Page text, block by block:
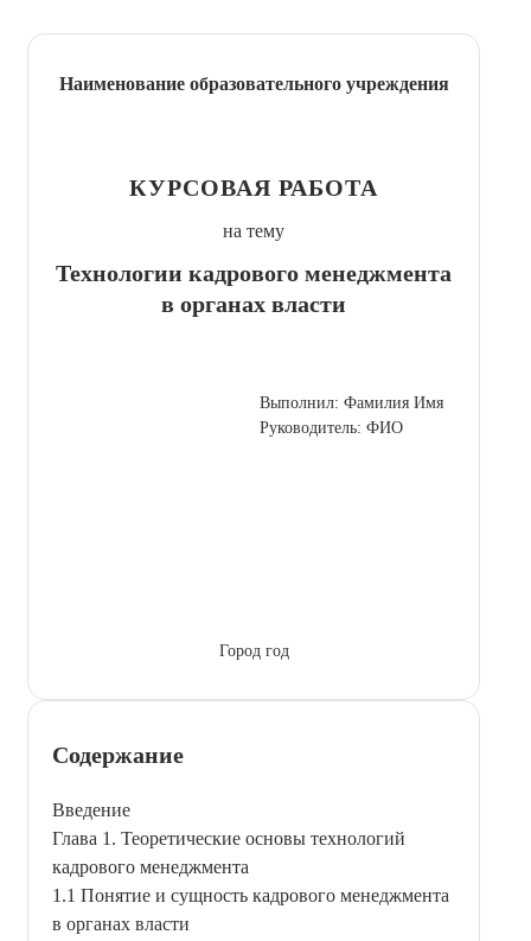
Наименование образовательного учреждения
КУРСОВАЯ РАБОТА
на тему
Технологии кадрового менеджмента
в органах власти
Выполнил: Фамилия Имя
Руководитель: ФИО
Город год
Содержание
Введение
Глава 1. Теоретические основы технологий
кадрового менеджмента
1.1 Понятие и сущность кадрового менеджмента
в органах власти